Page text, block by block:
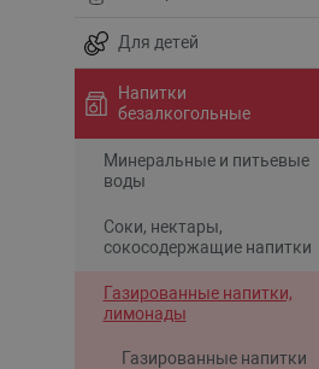
Для детей
Напитки
безалкогольные
Минеральные и питьевые
воды
Соки, нектары,
сокосодержащие напитки
Газированные напитки,
лимонады
Газированные напитки